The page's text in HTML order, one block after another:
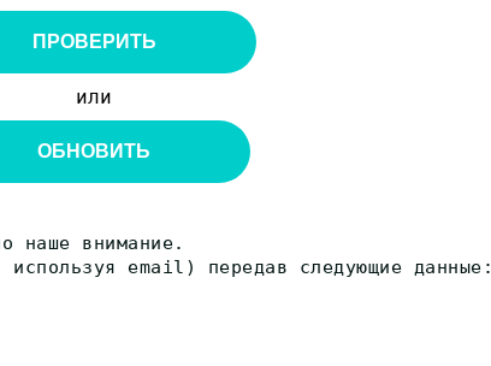
ПРОВЕРИТЬ
или
ОБНОВИТЬ
наше внимание.
email) передав следующие данные: